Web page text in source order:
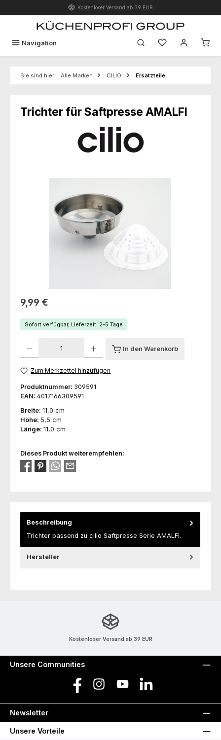
Zum Hauptinhalt springenKostenloser Versand ab 39 EUR
Navigation Du hast 0
Sie sind hier: Alle Marken CILIO Ersatzteile
Trichter für Saftpresse AMALFI
Regulärer Preis:
9,99 €
Sofort verfügbar, Lieferzeit: 2-5 Tage
In den Warenkorb
Zum Merkzettel hinzufügen
Produktnummer: 309591
EAN: 4017166309591
Breite: 11,0 cm
Höhe: 5,5 cm
Länge: 11,0 cm
Dieses Produkt weiterempfehlen:
Beschreibung
Trichter passend zu cilio Saftpresse Serie AMALFI.
Hersteller
Kostenloser Versand ab 39 EUR
Unsere Communities
Facebook Instagram YouTube LinkedIn
Newsletter
Unsere Vorteile